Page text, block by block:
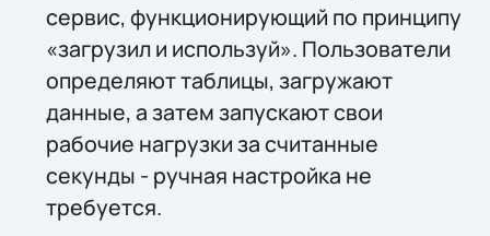
сервис, функционирующий по принципу
«загрузил и используй». Пользователи
определяют таблицы, загружают
данные, а затем запускают свои
рабочие нагрузки за считанные
секунды - ручная настройка не
требуется.